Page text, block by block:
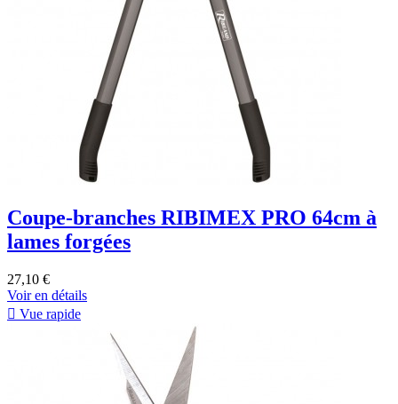
Coupe-branches RIBIMEX PRO 64cm à
lames forgées
27,10 €
Voir en détails
 Vue rapide